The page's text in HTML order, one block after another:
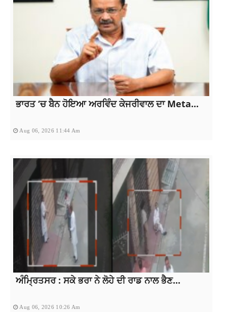
ਭਾਰਤ ‘ਚ ਬੈਨ ਹੋਇਆ ਅਰਵਿੰਦ ਕੇਜਰੀਵਾਲ ਦਾ Meta...
Aug 06, 2026 11:44 Am
ਅੰਮ੍ਰਿਤਸਰ : ਸਕੇ ਭਰਾ ਨੇ ਲੋਹੇ ਦੀ ਰਾਡ ਨਾਲ ਭੈਣ...
Aug 06, 2026 10:26 Am